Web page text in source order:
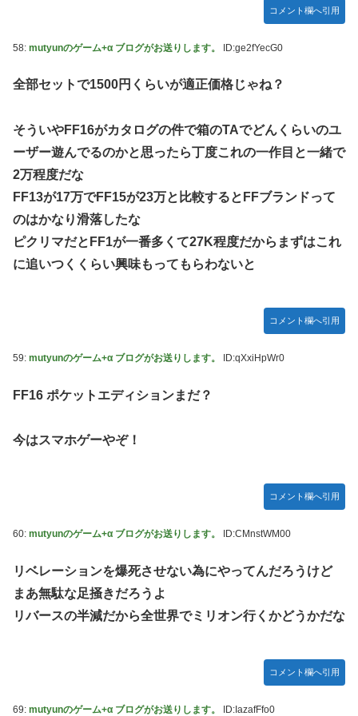
コメント欄へ引用
58: mutyunのゲーム+α ブログがお送りします。 ID:ge2fYecG0
全部セットで1500円くらいが適正価格じゃね？
そういやFF16がカタログの件で箱のTAでどんくらいのユ
ーザー遊んでるのかと思ったら丁度これの一作目と一緒で
2万程度だな
FF13が17万でFF15が23万と比較するとFFブランドって
のはかなり滑落したな
ピクリマだとFF1が一番多くて27K程度だからまずはこれ
に追いつくくらい興味もってもらわないと
コメント欄へ引用
59: mutyunのゲーム+α ブログがお送りします。 ID:qXxiHpWr0
FF16 ポケットエディションまだ？
今はスマホゲーやぞ！
コメント欄へ引用
60: mutyunのゲーム+α ブログがお送りします。 ID:CMnstWM00
リベレーションを爆死させない為にやってんだろうけど
まあ無駄な足掻きだろうよ
リバースの半減だから全世界でミリオン行くかどうかだな
コメント欄へ引用
69: mutyunのゲーム+α ブログがお送りします。 ID:IazafFfo0